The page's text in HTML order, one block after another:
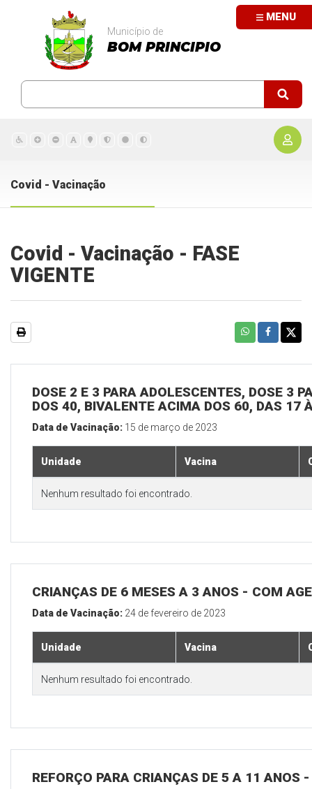
MENU
Município de
BOM PRINCIPIO
Covid - Vacinação
Covid - Vacinação - FASE
VIGENTE
DOSE 2 E 3 PARA ADOLESCENTES, DOSE 3
DOS 40, BIVALENTE ACIMA DOS 60, DAS 17
Data de Vacinação: 15 de março de 2023
Unidade Vacina
Nenhum resultado foi encontrado.
CRIANÇAS DE 6 MESES A 3 ANOS - COM
Data de Vacinação: 24 de fevereiro de 2023
Unidade Vacina
Nenhum resultado foi encontrado.
REFORÇO PARA CRIANÇAS DE 5 A 11 ANOS